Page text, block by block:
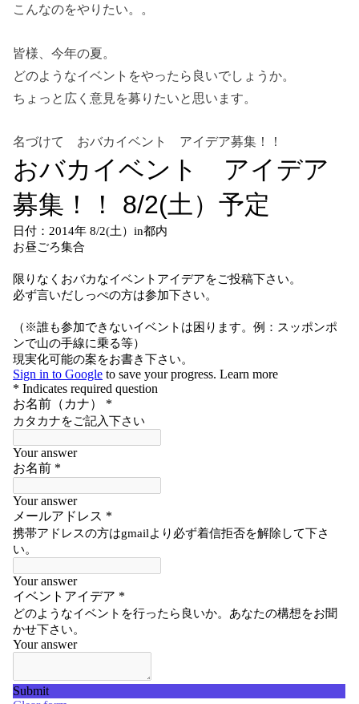
こんなのをやりたい。。
皆様、今年の夏。
どのようなイベントをやったら良いでしょうか。
ちょっと広く意見を募りたいと思います。
名づけて おバカイベント アイデア募集！！